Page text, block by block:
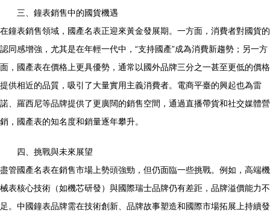
三、鐘表銷售中的國貨機遇
在鐘表銷售領域，國產名表正迎來黃金發展期。一方面，消費者對國貨的
認同感增強，尤其是在年輕一代中，“支持國產”成為消費新趨勢；另一方
面，國產表在價格上更具優勢，通常以國外品牌三分之一甚至更低的價格
提供相近的品質，吸引了大量實用主義消費者。電商平臺的興起也為雷
諾、羅西尼等品牌提供了更廣闊的銷售空間，通過直播帶貨和社交媒體營
銷，國產表的知名度和銷量逐年攀升。
四、挑戰與未來展望
盡管國產名表在銷售市場上勢頭強勁，但仍面臨一些挑戰。例如，高端機
械表核心技術（如機芯研發）與國際瑞士品牌仍有差距，品牌溢價能力不
足。中國鐘表品牌需在技術創新、品牌故事塑造和國際市場拓展上持續發